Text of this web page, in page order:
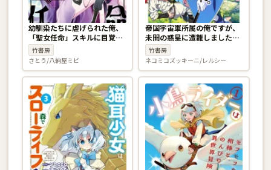
幼馴染たちに虐げられた俺、
「聖女任命」スキルに目覚め
て手のひら返し！ 1巻
竹書房
さとう/八納屋ミビ
帝国宇宙軍所属の俺ですが、
未開の惑星に遭難しました。
なんかこの星、魔法とか存在
しているんですけど!? 1巻
竹書房
ネコミコズッキーニ/レルシー